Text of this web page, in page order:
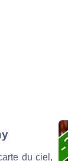
du ciel,